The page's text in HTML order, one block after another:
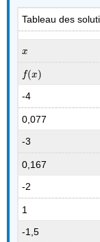
Tableau des
x
x
f(x)
f(x)
-4
0,077
-3
0,167
-2
1
-1,5